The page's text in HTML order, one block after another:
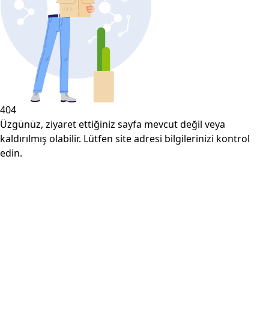
404
Üzgünüz, ziyaret ettiğiniz sayfa mevcut değil veya
kaldırılmış olabilir. Lütfen site adresi bilgilerinizi kontrol
edin.